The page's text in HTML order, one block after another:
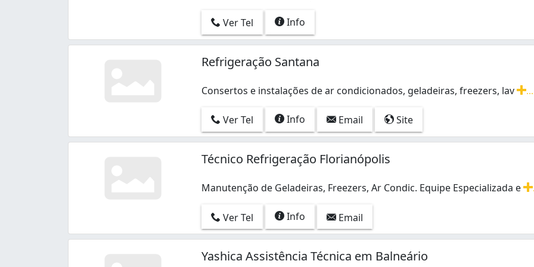
Ver Tel Info
Refrigeração Santana
Consertos e instalações de ar condicionados, geladeiras, freezers, lav
Ver Tel
Info Email Site
Técnico Refrigeração Florianópolis
Manutenção de Geladeiras, Freezers, Ar Condic. Equipe Especializada e
Ver Tel
Info Email
Yashica Assistência Técnica em Balneário